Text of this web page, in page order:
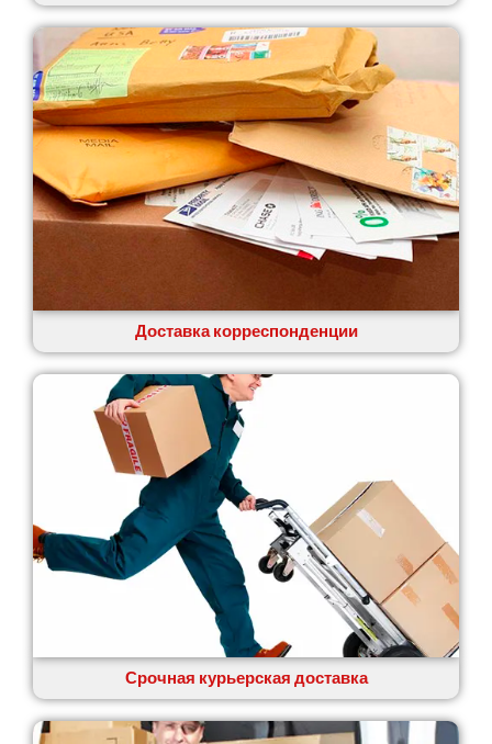
Доставка корреспонденции
Срочная курьерская доставка